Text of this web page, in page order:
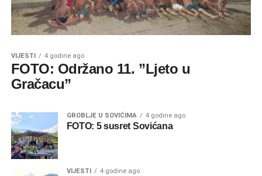
VIJESTI 4 godine ago
FOTO: Održano 11. ”Ljeto u
Gračacu”
GROBLJE U SOVIĆIMA 4 godine ago
FOTO: 5 susret Sovićana
VIJESTI 4 godine ago